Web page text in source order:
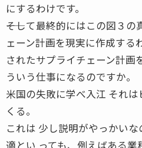
にするわけです。
――そして最終的にはこの図３
ェーン計画を現実に作成する
されたサプライチェーン計画
ういう仕事になるのですか。
米国の失敗に学べ入江 それ
くる。
これは 少し説明がやっかい
適とい っても、例えばある